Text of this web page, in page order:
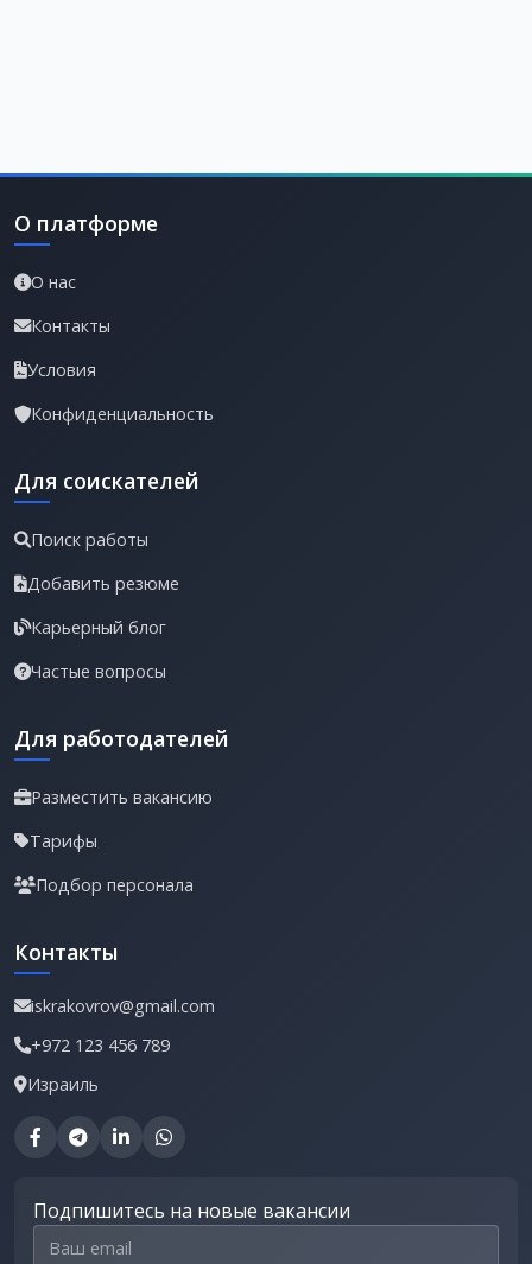
О платформе
О нас
Контакты
Условия
Конфиденциальность
Для соискателей
Поиск работы
Добавить резюме
Карьерный блог
Частые вопросы
Для работодателей
Разместить вакансию
Тарифы
Подбор персонала
Контакты
iskrakovrov@gmail.com
+972 123 456 789
Израиль
Подпишитесь на новые вакансии
Email для подписки